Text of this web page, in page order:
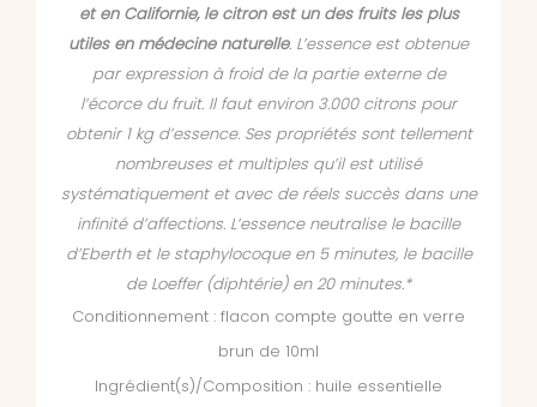
et en Californie, le citron est un des fruits les plus
utiles en médecine naturelle. L’essence est obtenue
par expression à froid de la partie externe de
l’écorce du fruit. Il faut environ 3.000 citrons pour
obtenir 1 kg d’essence. Ses propriétés sont tellement
nombreuses et multiples qu’il est utilisé
systématiquement et avec de réels succès dans une
infinité d’affections. L’essence neutralise le bacille
d’Eberth et le staphylocoque en 5 minutes, le bacille
de Loeffer (diphtérie) en 20 minutes.*
Conditionnement : flacon compte goutte en verre
brun de 10ml
Ingrédient(s)/Composition : huile essentielle